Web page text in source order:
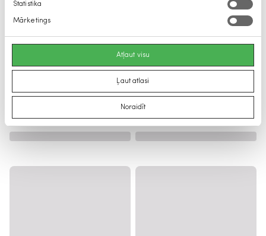
Statistika
Mārketings
Atļaut visu
Ļaut atlasi
Noraidīt